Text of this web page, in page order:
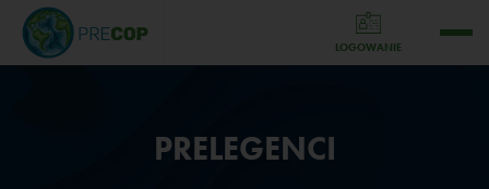
LOGOWANIE
PRELEGENCI